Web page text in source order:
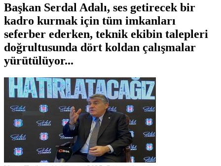
Başkan Serdal Adalı, ses getirecek bir
kadro kurmak için tüm imkanları
seferber ederken, teknik ekibin talepleri
doğrultusunda dört koldan çalışmalar
yürütülüyor...